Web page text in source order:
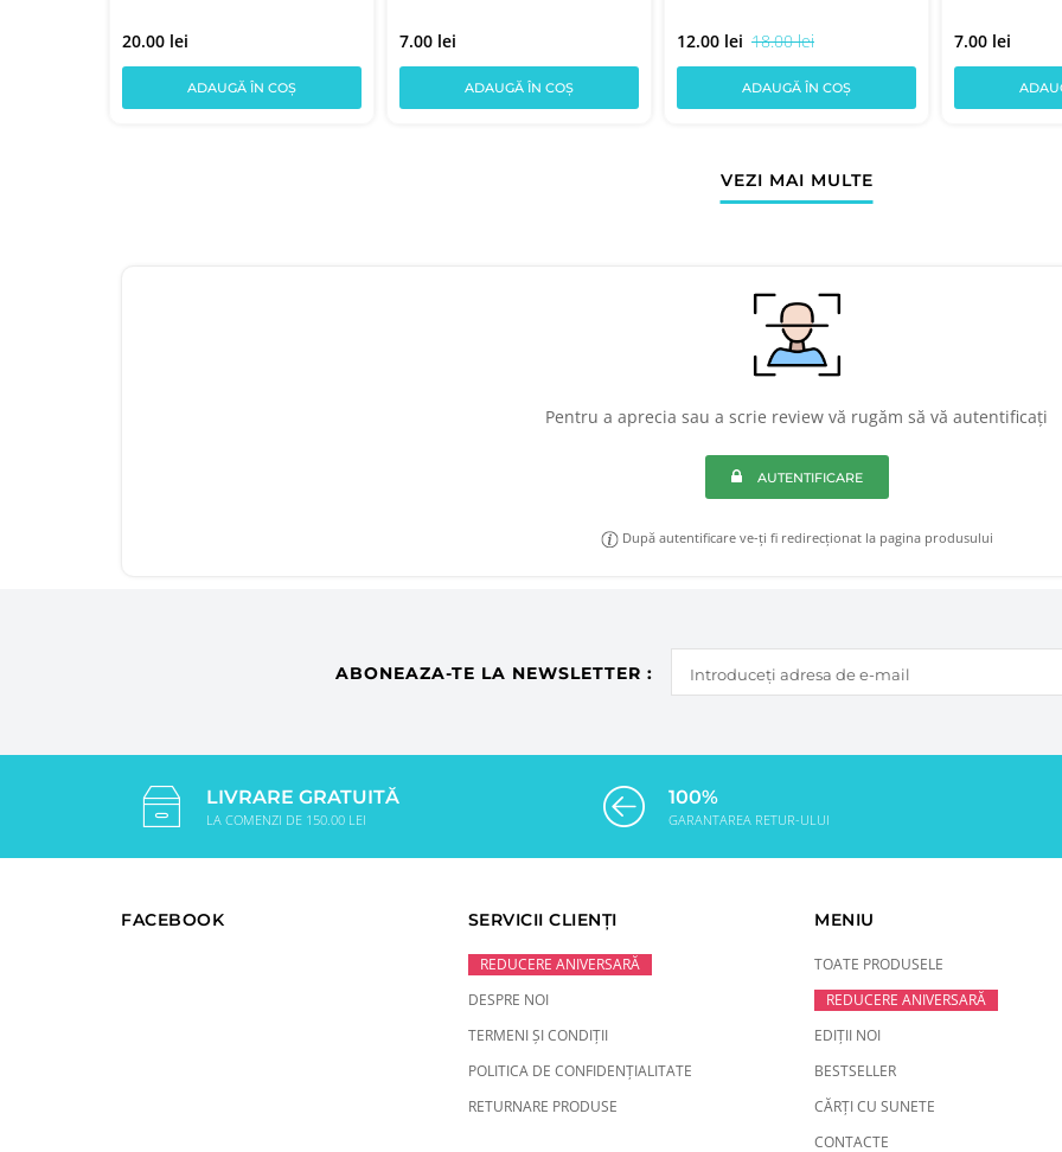
20.00 lei
ADAUGĂ ÎN COȘ
7.00 lei
ADAUGĂ ÎN COȘ
12.00 lei 18.00 lei
ADAUGĂ ÎN COȘ
7.00 lei
VEZI MAI MULTE
Pentru a aprecia sau a scrie review vă rugăm să vă autentificați
AUTENTIFICARE
După autentificare ve-ți fi redirecționat la pagina produsului
ABONEAZA-TE LA NEWSLETTER :
LIVRARE GRATUITĂ
LA COMENZI DE 150.00 LEI
100%
GARANTAREA RETUR-ULUI
FACEBOOK SERVICII CLIENȚI
REDUCERE ANIVERSARĂ
DESPRE NOI
TERMENI ȘI CONDIȚII
POLITICA DE CONFIDENȚIALITATE
RETURNARE PRODUSE
MENIU
TOATE PRODUSELE
REDUCERE ANIVERSARĂ
EDIȚII NOI
BESTSELLER
CĂRȚI CU SUNETE
CONTACTE